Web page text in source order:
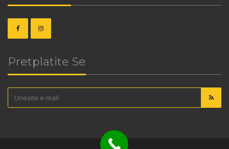
Pretplatite Se